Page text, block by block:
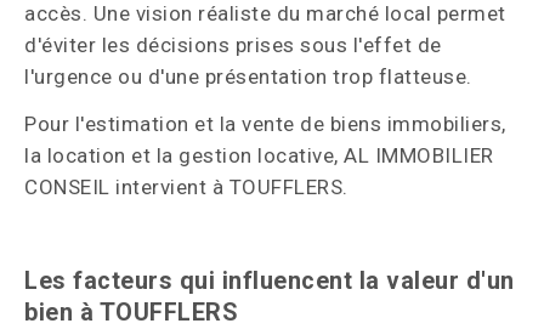
accès. Une vision réaliste du marché local permet
d'éviter les décisions prises sous l'effet de
l'urgence ou d'une présentation trop flatteuse.
Pour l'estimation et la vente de biens immobiliers,
la location et la gestion locative, AL IMMOBILIER
CONSEIL intervient à TOUFFLERS.
Les facteurs qui influencent la valeur d'un
bien à TOUFFLERS